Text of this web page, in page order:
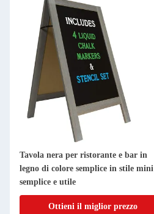
Tavola nera per ristorante e bar in
legno di colore semplice in stile mini
semplice e utile
Ottieni il miglior prezzo